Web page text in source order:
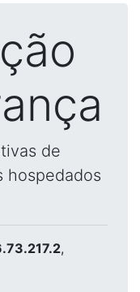
de
hospedados
,